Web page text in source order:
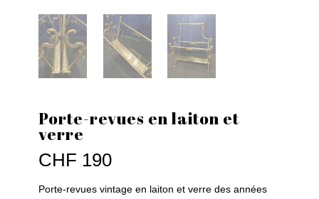
Porte-revues en laiton et
verre
CHF 190
Porte-revues vintage en laiton et verre des années